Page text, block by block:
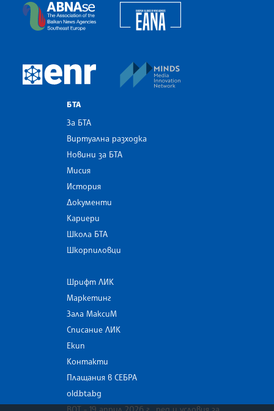
The Assocoation of the Balkan News Agencies
European Newsroom
БТА
За БТА
Виртуална разходка
Новини за БТА
Мисия
История
Документи
Кариери
Школа БТА
Шкорпиловци
Шрифт ЛИК
Маркетинг
Зала МаксиМ
Списание ЛИК
Екип
Контакти
Плащания в СЕБРА
old.bta.bg